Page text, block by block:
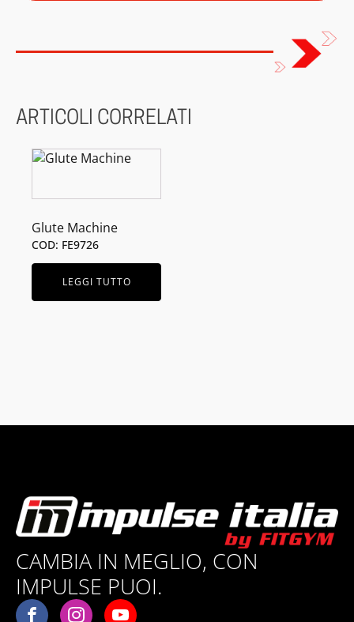
ARTICOLI CORRELATI
Glute Machine
COD: FE9726
LEGGI TUTTO
CAMBIA IN MEGLIO, CON
IMPULSE PUOI.